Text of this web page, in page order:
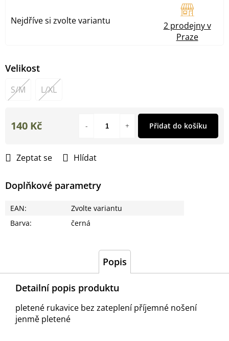
Velikost
S/M L/XL
Zeptat se Hlídat
Doplňkové parametry
EAN:
Zvolte variantu
Barva: černá
140 Kč Přidat do košíku
Nejdříve si zvolte variantu
2 prodejny v
Praze
Popis
Detailní popis produktu
pletené rukavice bez zateplení příjemné nošení
jenmě pletené